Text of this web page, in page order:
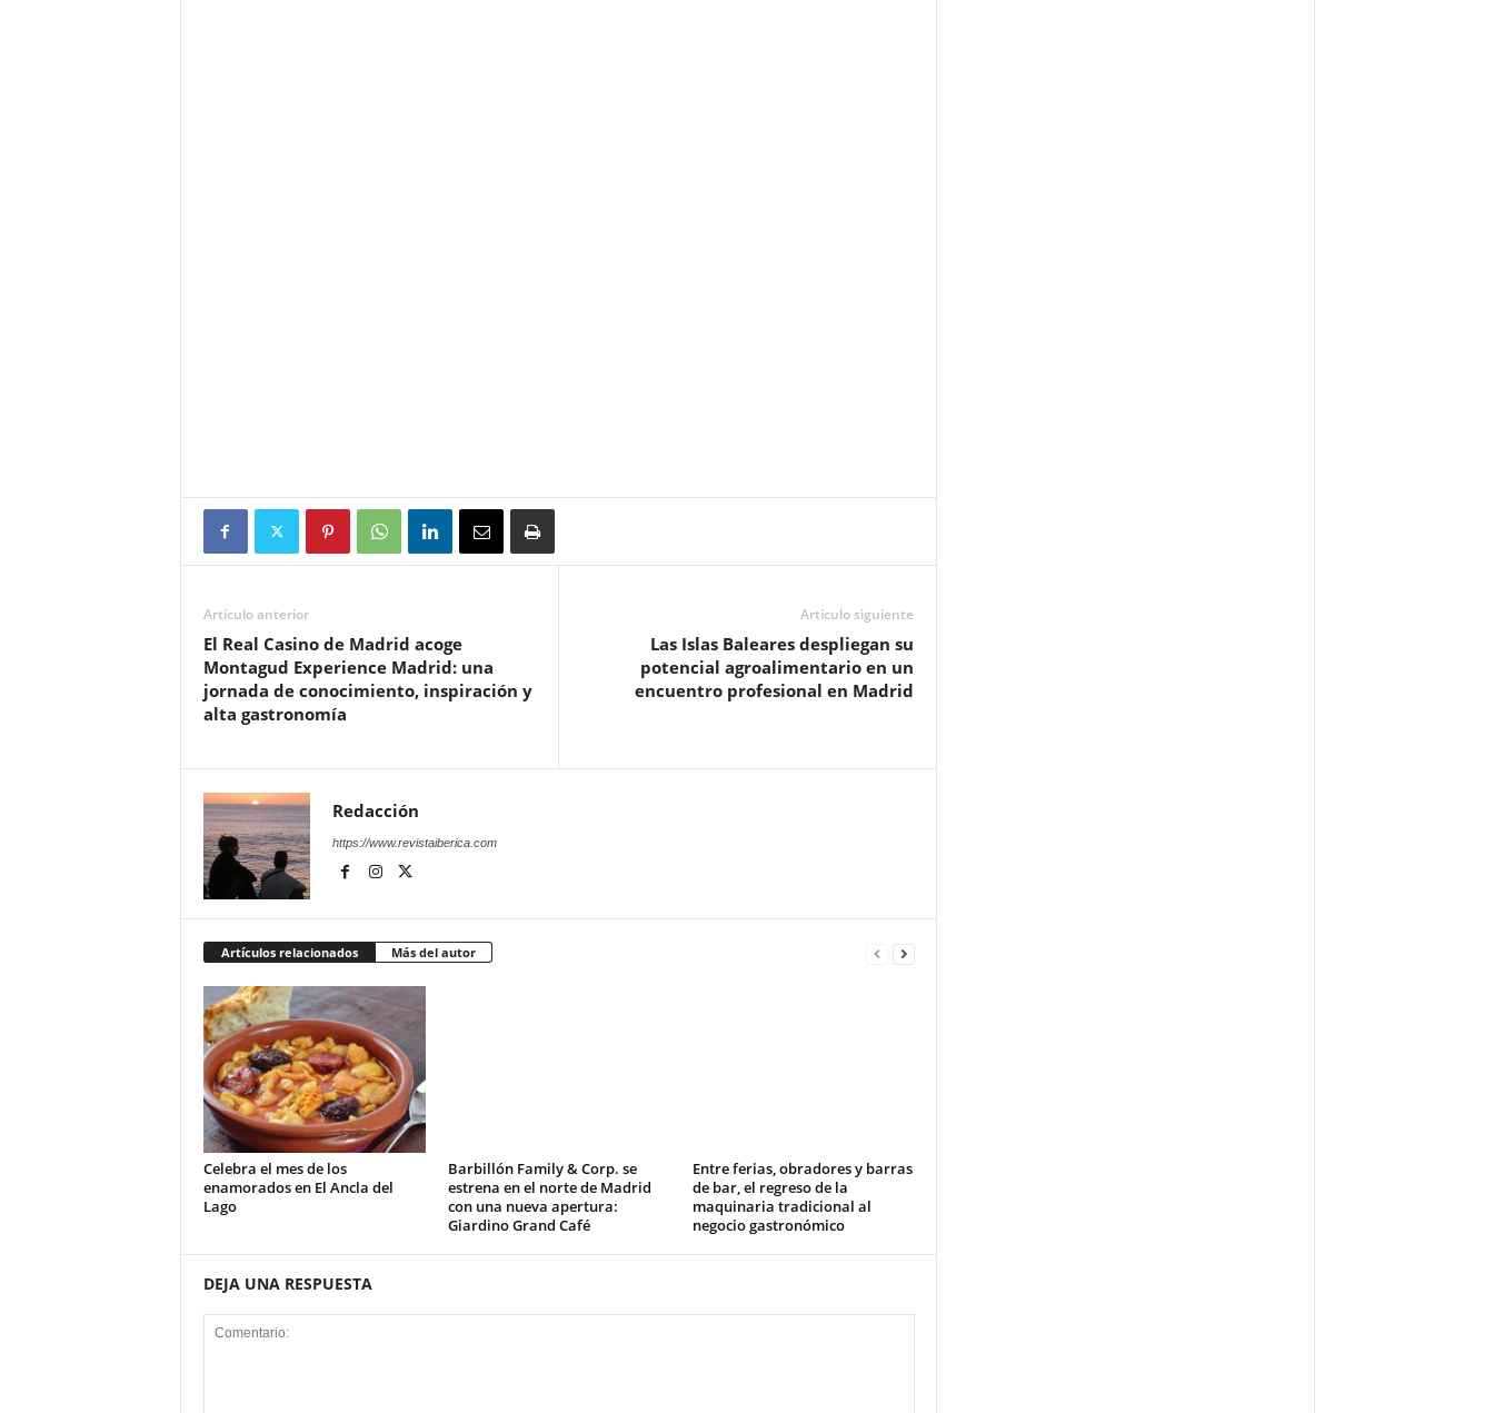
Artículo anterior
El Real Casino de Madrid acoge
Montagud Experience Madrid: una
jornada de conocimiento, inspiración y
alta gastronomía
Artículo siguiente
Las Islas Baleares despliegan su
potencial agroalimentario en un
encuentro profesional en Madrid
Redacción
https://www.revistaiberica.com
Artículos relacionados Más del autor
Celebra el mes de los
enamorados en El Ancla del
Lago
Barbillón Family & Corp. se
estrena en el norte de Madrid
con una nueva apertura:
Giardino Grand Café
Entre ferias, obradores y barras
de bar, el regreso de la
maquinaria tradicional al
negocio gastronómico
DEJA UNA RESPUESTA